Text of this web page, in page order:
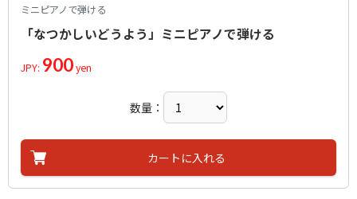
ミニピアノで弾ける
「なつかしいどうよう」ミニピアノで弾ける
JPY: 900yen
数量：
カートに入れる